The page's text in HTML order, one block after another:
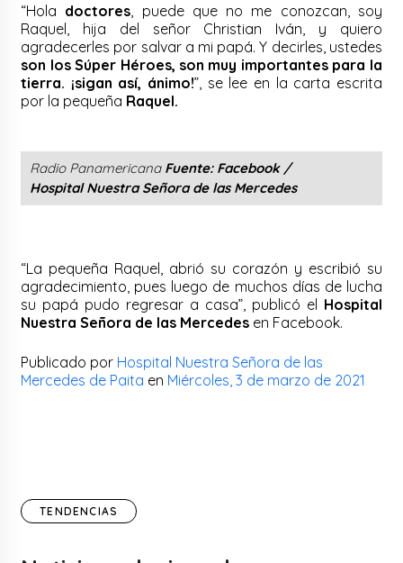
“Hola doctores , puede que no me conozcan, soy
Raquel, hija del señor Christian Iván, y quiero
agradecerles por salvar a mi papá. Y decirles, ustedes
son los Súper Héroes, son muy importantes para la
tierra. ¡sigan así, ánimo!”, se lee en la carta escrita
por la pequeña Raquel.
Radio Panamericana Fuente: Facebook /
HospitalNuestra Señora de las Mercedes
“La pequeña Raquel, abrió su corazón y escribió su
agradecimiento, pues luego de muchos días de lucha
su papá pudo regresar a casa”, publicó el Hospital
Nuestra Señora de las Mercedes en Facebook.
Publicado por Hospital Nuestra Señora de las
Mercedes de Paita en Miércoles, 3 de marzo de 2021
TENDENCIAS